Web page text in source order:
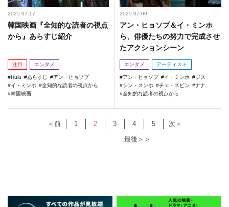
2025.07.17
韓国映画『全知的な読者の視点
から』あらすじ紹介
注目 エンタメ
Hulu あらすじ
アン・ヒョソプ
イ・ミンホ
全知的な読者の視点から
韓国映画
2025.07.09
アン・ヒョソプ＆イ・ミンホ
ら、俳優たちの努力で完成させ
たアクションシーン
エンタメ アーティスト
アン・ヒョソプ イ・ミンホ
ジス
シン・スンホ
チェ・スビン
ナナ
全知的な読者の視点から
＜前 1 2 3 4 5
次＞
最後＞＞